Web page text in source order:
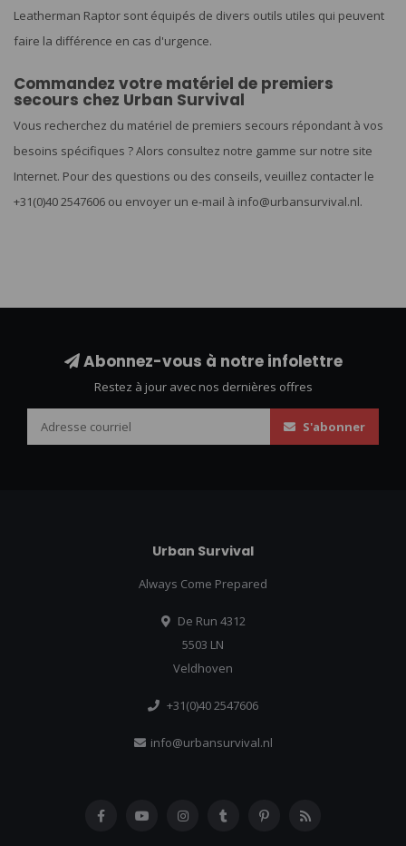
Leatherman Raptor sont équipés de divers outils utiles qui peuvent
faire la différence en cas d'urgence.
Commandez votre matériel de premiers
secours chez Urban Survival
Vous recherchez du matériel de premiers secours répondant à vos
besoins spécifiques ? Alors consultez notre gamme sur notre site
Internet. Pour des questions ou des conseils, veuillez contacter le
+31(0)40 2547606 ou envoyer un e-mail à info@urbansurvival.nl.
Abonnez-vous à notre infolettre
Restez à jour avec nos dernières offres
S'abonner
Urban Survival
Always Come Prepared
De Run 4312
5503 LN
Veldhoven
+31(0)40 2547606
info@urbansurvival.nl